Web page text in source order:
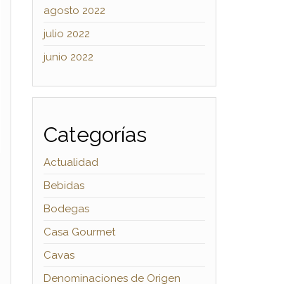
agosto 2022
julio 2022
junio 2022
Categorías
Actualidad
Bebidas
Bodegas
Casa Gourmet
Cavas
Denominaciones de Origen